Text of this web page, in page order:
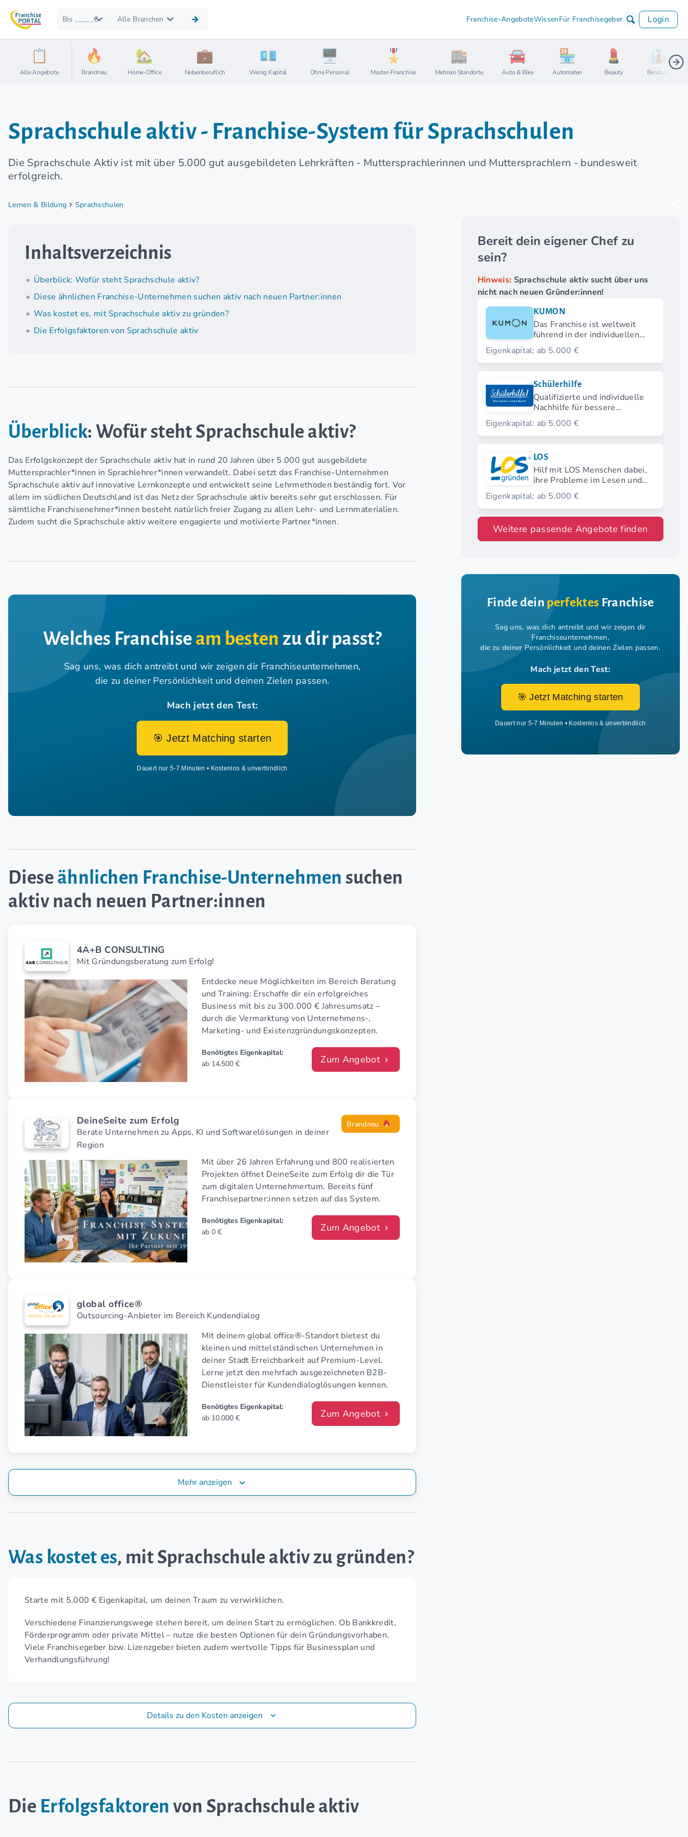
Bis _____€ Alle Branchen Franchise-AngeboteWissenFür Franchisegeber Login
Alle Angebote Brandneu Home-Office Nebenberuflich Wenig Kapital Ohne Personal Master-Franchise Mehrere Standorte Auto & Bike Automaten Beauty Beratung
Sprachschule aktiv - Franchise-System für Sprachschulen
Die Sprachschule Aktiv ist mit über 5.000 gut ausgebildeten Lehrkräften - Muttersprachlerinnen und Muttersprachlern - bundesweit
erfolgreich.
Lernen & Bildung Sprachschulen
Inhaltsverzeichnis
Überblick: Wofür steht Sprachschule aktiv?
Diese ähnlichen Franchise-Unternehmen suchen aktiv nach neuen Partner:innen
Was kostet es, mit Sprachschule aktiv zu gründen?
Die Erfolgsfaktoren von Sprachschule aktiv
Überblick: Wofür steht Sprachschule aktiv?
Das Erfolgskonzept der Sprachschule aktiv hat in rund 20 Jahren über 5.000 gut ausgebildete
Muttersprachler*innen in Sprachlehrer*innen verwandelt. Dabei setzt das Franchise-Unternehmen
Sprachschule aktiv auf innovative Lernkonzepte und entwickelt seine Lehrmethoden beständig fort. Vor
allem im südlichen Deutschland ist das Netz der Sprachschule aktiv bereits sehr gut erschlossen. Für
sämtliche Franchisenehmer*innen besteht natürlich freier Zugang zu allen Lehr- und Lernmaterialien.
Zudem sucht die Sprachschule aktiv weitere engagierte und motivierte Partner*innen.
Welches Franchise am besten zu dir passt?
Sag uns, was dich antreibt und wir zeigen dir Franchiseunternehmen,
die zu deiner Persönlichkeit und deinen Zielen passen.
Mach jetzt den Test:
🎯 Jetzt Matching starten
Dauert nur 5-7 Minuten • Kostenlos & unverbindlich
Diese ähnlichen Franchise-Unternehmen suchen
aktiv nach neuen Partner:innen
4A+B CONSULTING
Mit Gründungsberatung zum Erfolg!
Entdecke neue Möglichkeiten im Bereich Beratung
und Training: Erschaffe dir ein erfolgreiches
Business mit bis zu 300.000 € Jahresumsatz –
durch die Vermarktung von Unternehmens-,
Marketing- und Existenzgründungskonzepten.
Benötigtes Eigenkapital:
ab 14.500 €
Zum Angebot
DeineSeite zum Erfolg
Berate Unternehmen zu Apps, KI und Softwarelösungen in deiner
Region
Brandneu
Mit über 26 Jahren Erfahrung und 800 realisierten
Projekten öffnet DeineSeite zum Erfolg dir die Tür
zum digitalen Unternehmertum. Bereits fünf
Franchisepartner:innen setzen auf das System.
Benötigtes Eigenkapital:
ab 0 €
Zum Angebot
global office®
Outsourcing-Anbieter im Bereich Kundendialog
Mit deinem global office®-Standort bietest du
kleinen und mittelständischen Unternehmen in
deiner Stadt Erreichbarkeit auf Premium-Level.
Lerne jetzt den mehrfach ausgezeichneten B2B-
Dienstleister für Kundendialoglösungen kennen.
Benötigtes Eigenkapital:
ab 10.000 €
Zum Angebot
Mehr anzeigen
Was kostet es, mit Sprachschule aktiv zu gründen?
Starte mit 5.000 € Eigenkapital, um deinen Traum zu verwirklichen.
Verschiedene Finanzierungswege stehen bereit, um deinen Start zu ermöglichen. Ob Bankkredit,
Förderprogramm oder private Mittel – nutze die besten Optionen für dein Gründungsvorhaben.
Viele Franchisegeber bzw. Lizenzgeber bieten zudem wertvolle Tipps für Businessplan und
Verhandlungsführung!
Details zu den Kosten anzeigen
Die Erfolgsfaktoren von Sprachschule aktiv
Bereit dein eigener Chef zu
sein?
Hinweis: Sprachschule aktiv sucht über uns
nicht nach neuen Gründer:innen!
KUMON
Das Franchise ist weltweit
führend in der individuellen
Betreuung
Eigenkapital: ab 5.000 €
Schülerhilfe
Qualifizierte und individuelle
Nachhilfe für bessere
Zukunftschancen.
Eigenkapital: ab 5.000 €
LOS
Hilf mit LOS Menschen dabei,
ihre Probleme im Lesen und
Schreiben zu überwinden.
Eigenkapital: ab 5.000 €
Weitere passende Angebote finden
Finde dein perfektes Franchise
Sag uns, was dich antreibt und wir zeigen dir
Franchiseunternehmen,
die zu deiner Persönlichkeit und deinen Zielen passen.
Mach jetzt den Test:
🎯 Jetzt Matching starten
Dauert nur 5-7 Minuten • Kostenlos & unverbindlich